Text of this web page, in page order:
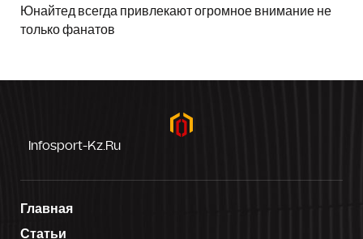
Юнайтед всегда привлекают огромное внимание не
только фанатов
Infosport-Kz.ru
Главная
Статьи